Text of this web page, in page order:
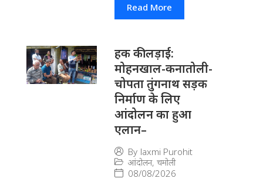
Read More
हक की लड़ाई:
मोहनखाल-कनातोली-
चोपता तुंगनाथ सड़क
निर्माण के लिए
आंदोलन का हुआ
एलान–
By laxmi Purohit
आंदोलन, चमोली
08/08/2026